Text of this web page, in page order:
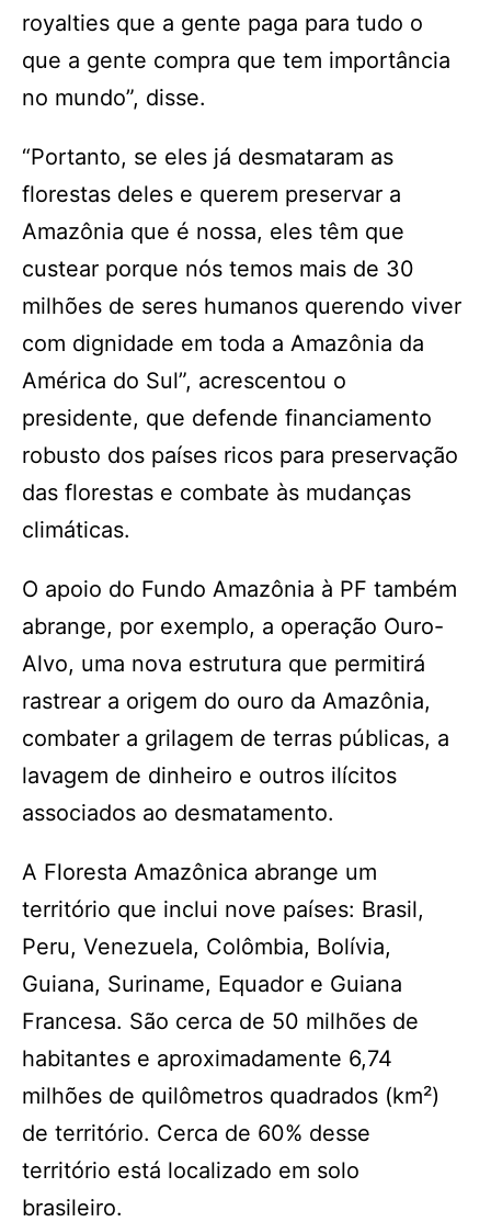
royalties que a gente paga para tudo o
que a gente compra que tem importância
no mundo”, disse.
“Portanto, se eles já desmataram as
florestas deles e querem preservar a
Amazônia que é nossa, eles têm que
custear porque nós temos mais de 30
milhões de seres humanos querendo viver
com dignidade em toda a Amazônia da
América do Sul”, acrescentou o
presidente, que defende financiamento
robusto dos países ricos para preservação
das florestas e combate às mudanças
climáticas.
O apoio do Fundo Amazônia à PF também
abrange, por exemplo, a operação Ouro-
Alvo, uma nova estrutura que permitirá
rastrear a origem do ouro da Amazônia,
combater a grilagem de terras públicas, a
lavagem de dinheiro e outros ilícitos
associados ao desmatamento.
A Floresta Amazônica abrange um
território que inclui nove países: Brasil,
Peru, Venezuela, Colômbia, Bolívia,
Guiana, Suriname, Equador e Guiana
Francesa. São cerca de 50 milhões de
habitantes e aproximadamente 6,74
milhões de quilômetros quadrados (km²)
de território. Cerca de 60% desse
território está localizado em solo
brasileiro.